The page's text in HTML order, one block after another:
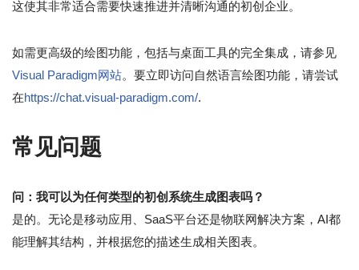
这使其非常适合需要快速推进并清晰沟通的初创企业。
如需更高级的绘图功能，包括与桌面工具的完全集成，请参见
Visual Paradigm网站。要立即访问自然语言绘图功能，请尝试
在https://chat.visual-paradigm.com/.
常见问题
问：我可以为任何类型的初创系统生成图表吗？
是的。无论是移动应用、SaaS平台还是物联网解决方案，AI都
能理解其结构，并根据您的描述生成相关图表。